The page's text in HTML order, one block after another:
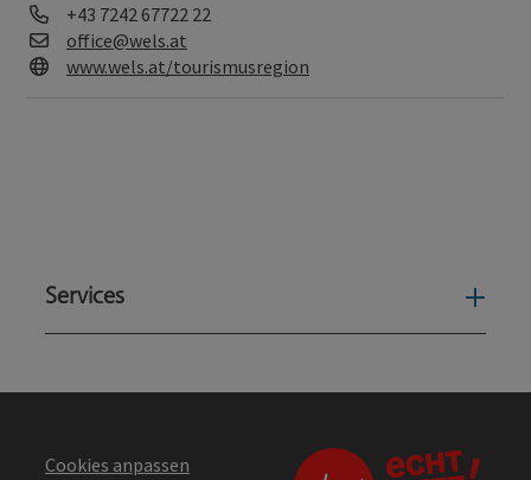
Telefon
+43 7242 67722 22
E-Mail
office@wels.at
Web
www.wels.at/tourismusregion
Services
Cookies anpassen